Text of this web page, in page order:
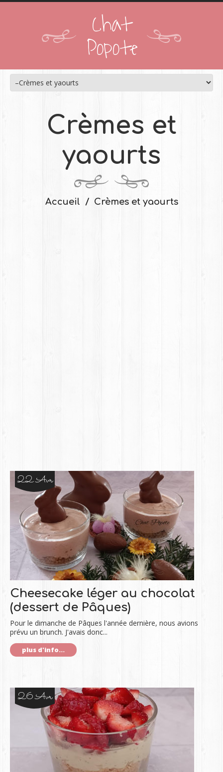
Chat
Popote
Crèmes et
yaourts
Accueil Crèmes et yaourts
22 Avr
Cheesecake léger au chocolat
(dessert de Pâques)
Pour le dimanche de Pâques l'année dernière, nous avions
prévu un brunch. J'avais donc...
plus d'info...
26 Avr